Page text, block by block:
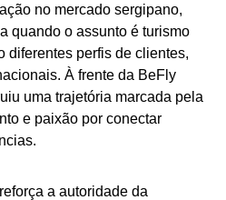
no mercado sergipano,
quando o assunto é turismo
diferentes perfis de clientes,
À frente da BeFly
uma trajetória marcada pela
e paixão por conectar
a autoridade da